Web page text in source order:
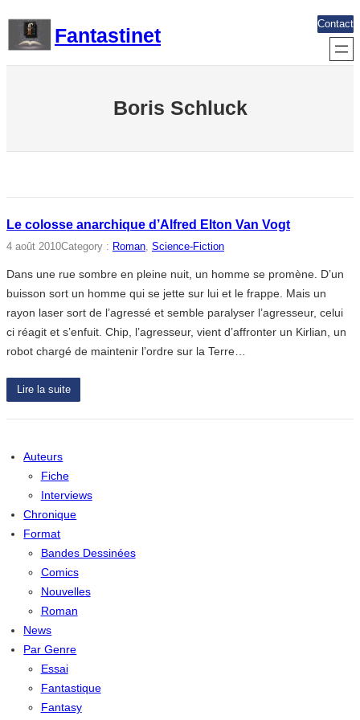
contenu
Fantastinet
Contact
Boris Schluck
Le colosse anarchique d’Alfred Elton Van Vogt
4 août 2010Category : Roman, Science-Fiction
Dans une rue sombre en pleine nuit, un homme se promène. D’un
buisson sort un homme qui se jette sur lui et le frappe. Mais un
rayon laser sort de l’agressé et semble paralyser l’agresseur, celui
ci réagit et s’enfuit. Chip, l’agresseur, vient d’affronter un Kirlian, un
robot chargé de maintenir l’ordre sur la Terre…
Lire la suite
Auteurs
Fiche
Interviews
Chronique
Format
Bandes Dessinées
Comics
Nouvelles
Roman
News
Par Genre
Essai
Fantastique
Fantasy